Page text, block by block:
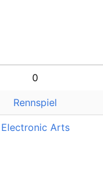
0
Rennspiel
Electronic Arts